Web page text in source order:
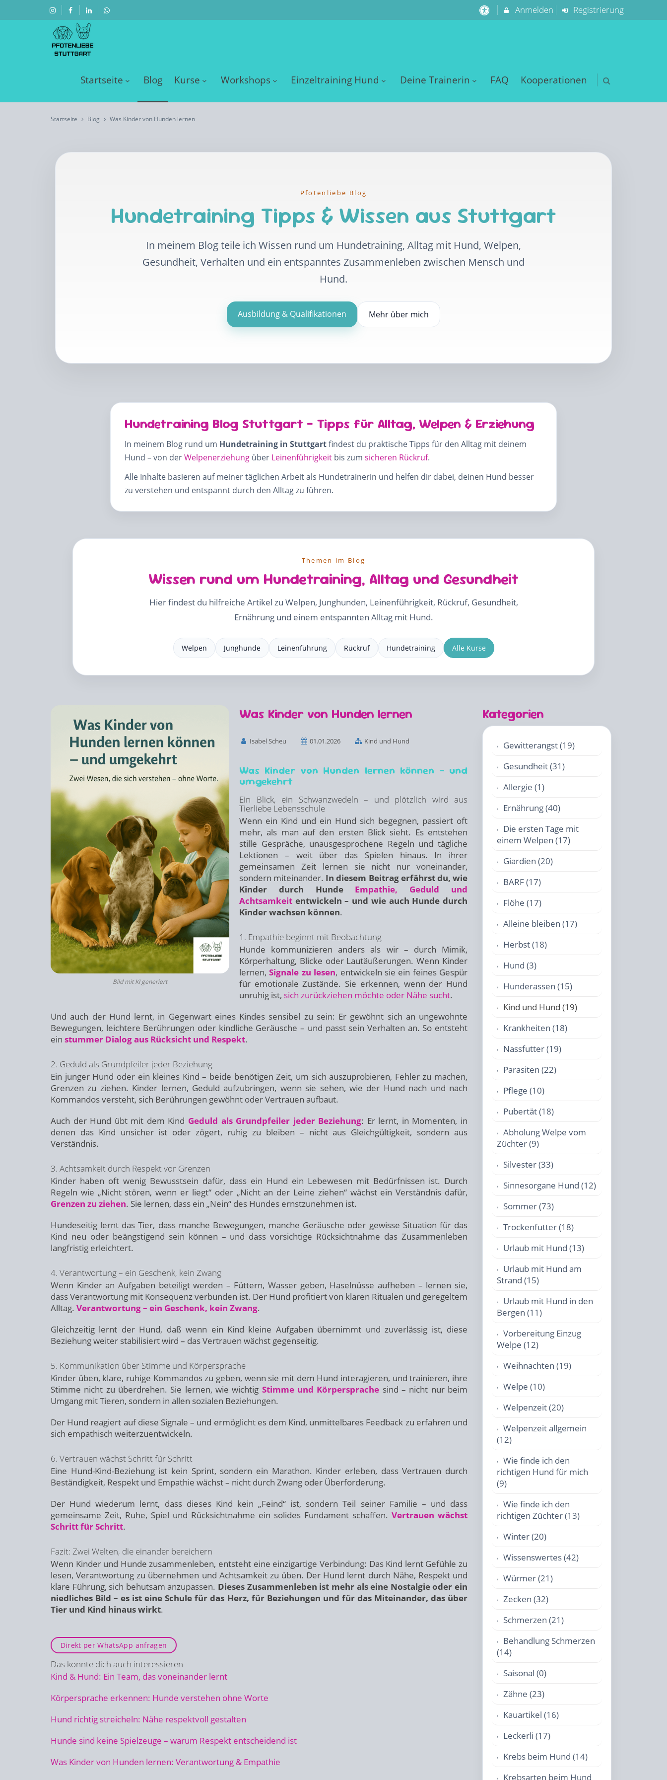
Anmelden Registrierung
Startseite Blog Kurse Workshops Einzeltraining Hund Deine Trainerin FAQ Kooperationen
Startseite Blog Was Kinder von Hunden lernen
Pfotenliebe Blog
Hundetraining Tipps & Wissen aus Stuttgart
In meinem Blog teile ich Wissen rund um Hundetraining, Alltag mit Hund, Welpen,
Gesundheit, Verhalten und ein entspanntes Zusammenleben zwischen Mensch und
Hund.
Ausbildung & Qualifikationen Mehr über mich
Hundetraining Blog Stuttgart – Tipps für Alltag, Welpen & Erziehung
In meinem Blog rund um Hundetraining in Stuttgartfindest du praktische Tipps für den Alltag mit deinem
Hund – von derWelpenerziehung über Leinenführigkeit bis zum sicheren Rückruf.
Alle Inhalte basieren auf meiner täglichen Arbeit als Hundetrainerin und helfen dir dabei, deinen Hund besser
zu verstehen und entspannt durch den Alltag zu führen.
Themen im Blog
Wissen rund um Hundetraining, Alltag und Gesundheit
Hier findest du hilfreiche Artikel zu Welpen, Junghunden, Leinenführigkeit, Rückruf, Gesundheit,
Ernährung und einem entspannten Alltag mit Hund.
Welpen Junghunde Leinenführung Rückruf Hundetraining Alle Kurse
Bild mit KI generiert
Was Kinder von Hunden lernen
Isabel Scheu 01.01.2026 Kind und Hund
Was Kinder von Hunden lernen können – und
umgekehrt
Ein Blick, ein Schwanzwedeln – und plötzlich wird aus
Tierliebe Lebensschule
Wenn ein Kind und ein Hund sich begegnen, passiert oft
mehr, als man auf den ersten Blick sieht. Es entstehen
stille Gespräche, unausgesprochene Regeln und tägliche
Lektionen – weit über das Spielen hinaus. In ihrer
gemeinsamen Zeit lernen sie nicht nur voneinander,
sondern miteinander. In diesem Beitrag erfährst du, wie
Kinder durch Hunde Empathie, Geduld und
Achtsamkeit entwickeln – und wie auch Hunde durch
Kinder wachsen können.
1. Empathie beginnt mit Beobachtung
Hunde kommunizieren anders als wir – durch Mimik,
Körperhaltung, Blicke oder Lautäußerungen. Wenn Kinder
lernen,Signale zu lesen, entwickeln sie ein feines Gespür
für emotionale Zustände. Sie erkennen, wenn der Hund
unruhig ist, sich zurückziehen möchte oder Nähe sucht.
Und auch der Hund lernt, in Gegenwart eines Kindes sensibel zu sein: Er gewöhnt sich an ungewohnte
Bewegungen, leichtere Berührungen oder kindliche Geräusche – und passt sein Verhalten an. So entsteht
ein stummer Dialog aus Rücksicht und Respekt.
2. Geduld als Grundpfeiler jeder Beziehung
Ein junger Hund oder ein kleines Kind – beide benötigen Zeit, um sich auszuprobieren, Fehler zu machen,
Grenzen zu ziehen. Kinder lernen, Geduld aufzubringen, wenn sie sehen, wie der Hund nach und nach
Kommandos versteht, sich Berührungen gewöhnt oder Vertrauen aufbaut.
Auch der Hund übt mit dem Kind Geduld als Grundpfeiler jeder Beziehung: Er lernt, in Momenten, in
denen das Kind unsicher ist oder zögert, ruhig zu bleiben – nicht aus Gleichgültigkeit, sondern aus
Verständnis.
3. Achtsamkeit durch Respekt vor Grenzen
Kinder haben oft wenig Bewusstsein dafür, dass ein Hund ein Lebewesen mit Bedürfnissen ist. Durch
Regeln wie „Nicht stören, wenn er liegt“ oder „Nicht an der Leine ziehen“ wächst ein Verständnis dafür,
Grenzen zu ziehen. Sie lernen, dass ein „Nein“ des Hundes ernstzunehmen ist.
Hundeseitig lernt das Tier, dass manche Bewegungen, manche Geräusche oder gewisse Situation für das
Kind neu oder beängstigend sein können – und dass vorsichtige Rücksichtnahme das Zusammenleben
langfristig erleichtert.
4. Verantwortung – ein Geschenk, kein Zwang
Wenn Kinder an Aufgaben beteiligt werden – Füttern, Wasser geben, Haselnüsse aufheben – lernen sie,
dass Verantwortung mit Konsequenz verbunden ist. Der Hund profitiert von klaren Ritualen und geregeltem
Alltag. Verantwortung – ein Geschenk, kein Zwang.
Gleichzeitig lernt der Hund, daß wenn ein Kind kleine Aufgaben übernimmt und zuverlässig ist, diese
Beziehung weiter stabilisiert wird – das Vertrauen wächst gegenseitig.
5. Kommunikation über Stimme und Körpersprache
Kinder üben, klare, ruhige Kommandos zu geben, wenn sie mit dem Hund interagieren, und trainieren, ihre
Stimme nicht zu überdrehen. Sie lernen, wie wichtig Stimme und Körpersprache sind – nicht nur beim
Umgang mit Tieren, sondern in allen sozialen Beziehungen.
Der Hund reagiert auf diese Signale – und ermöglicht es dem Kind, unmittelbares Feedback zu erfahren und
sich empathisch weiterzuentwickeln.
6. Vertrauen wächst Schritt für Schritt
Eine Hund-Kind-Beziehung ist kein Sprint, sondern ein Marathon. Kinder erleben, dass Vertrauen durch
Beständigkeit, Respekt und Empathie wächst – nicht durch Zwang oder Überforderung.
Der Hund wiederum lernt, dass dieses Kind kein „Feind“ ist, sondern Teil seiner Familie – und dass
gemeinsame Zeit, Ruhe, Spiel und Rücksichtnahme ein solides Fundament schaffen. Vertrauen wächst
Schritt für Schritt.
Fazit: Zwei Welten, die einander bereichern
Wenn Kinder und Hunde zusammenleben, entsteht eine einzigartige Verbindung: Das Kind lernt Gefühle zu
lesen, Verantwortung zu übernehmen und Achtsamkeit zu üben. Der Hund lernt durch Nähe, Respekt und
klare Führung, sich behutsam anzupassen. Dieses Zusammenleben ist mehr als eine Nostalgie oder ein
niedliches Bild – es ist eine Schule für das Herz, für Beziehungen und für das Miteinander, das über
Tier und Kind hinaus wirkt.
Direkt per WhatsApp anfragen
Das könnte dich auch interessieren
Kind & Hund: Ein Team, das voneinander lernt
Körpersprache erkennen: Hunde verstehen ohne Worte
Hund richtig streicheln: Nähe respektvoll gestalten
Hunde sind keine Spielzeuge – warum Respekt entscheidend ist
Was Kinder von Hunden lernen: Verantwortung & Empathie
Kategorien
Gewitterangst (19)
Gesundheit (31)
Allergie (1)
Ernährung (40)
Die ersten Tage mit
einem Welpen (17)
Giardien (20)
BARF (17)
Flöhe (17)
Alleine bleiben (17)
Herbst (18)
Hund (3)
Hunderassen (15)
Kind und Hund (19)
Krankheiten (18)
Nassfutter (19)
Parasiten (22)
Pflege (10)
Pubertät (18)
Abholung Welpe vom
Züchter (9)
Silvester (33)
Sinnesorgane Hund (12)
Sommer (73)
Trockenfutter (18)
Urlaub mit Hund (13)
Urlaub mit Hund am
Strand (15)
Urlaub mit Hund in den
Bergen (11)
Vorbereitung Einzug
Welpe (12)
Weihnachten (19)
Welpe (10)
Welpenzeit (20)
Welpenzeit allgemein
(12)
Wie finde ich den
richtigen Hund für mich
(9)
Wie finde ich den
richtigen Züchter (13)
Winter (20)
Wissenswertes (42)
Würmer (21)
Zecken (32)
Schmerzen (21)
Behandlung Schmerzen
(14)
Saisonal (0)
Zähne (23)
Kauartikel (16)
Leckerli (17)
Krebs beim Hund (14)
Krebsarten beim Hund